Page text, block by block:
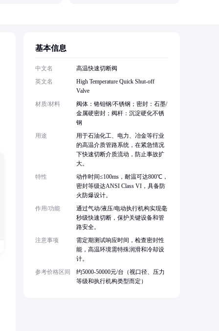
基本信息
中文名
高温快速切断阀
英文名
High Temperature Quick Shut-off
Valve
材质/材料
阀体：铬钼钢/不锈钢；密封：石墨/
金属硬密封；阀杆：沉淀硬化不锈
钢
用途
用于石油化工、电力、冶金等行业
的高温介质管路系统，在紧急情况
下快速切断介质流动，防止事故扩
大。
特性
动作时间≤100ms，耐温可达800℃，
密封等级达ANSI Class VI，具备防
火防爆设计。
作用/功能
通过气动/液压/电动执行机构实现毫
秒级快速切断，保护关键设备和管
路安全。
注意事项
需定期测试响应时间，检查密封性
能，高温环境需特殊润滑和冷却设
计。
参考价格区间
约5000-50000元/台（视口径、压力
等级和执行机构类型而定）